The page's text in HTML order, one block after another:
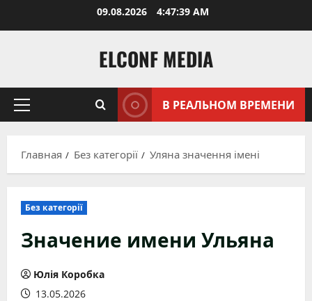
09.08.2026 4:47:40 AM
ELCONF MEDIA
Основное
В РЕАЛЬНОМ ВРЕМЕНИ
Главная Без категорії Уляна значення імені
Без категорії
Значение имени Ульяна
Юлія Коробка
13.05.2026